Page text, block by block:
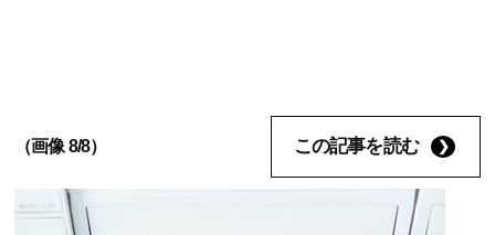
（画像 8/8） この記事を読む